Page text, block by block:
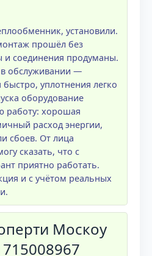
установили.
прошёл без
и соединения продуманы.
в обслуживании —
уплотнения легко
оборудование
работу: хорошая
расход энергии,
сбоев. От лица
сказать, что с
приятно работать.
и с учётом реальных
Москоу